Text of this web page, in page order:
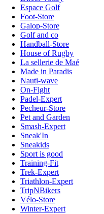
Espace Golf
Foot-Store
Galop-Store
Golf and co
Handball-Store
House of Rugby
La sellerie de Maé
Made in Paradis
Nauti-wave
On-Fight
Padel-Expert
Pecheur-Store
Pet and Garden
Smash-Expert
Sneak'In
Sneakids
Sport is good
Training-Fit
Trek-Expert
Triathlon-Expert
TripNBikers
Vélo-Store
Winter-Expert